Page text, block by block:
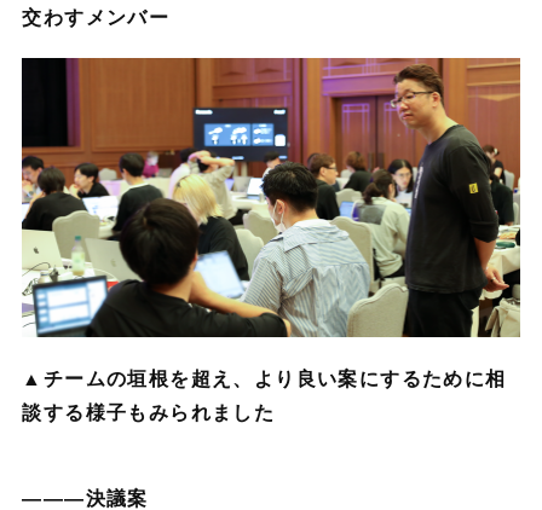
交わすメンバー
▲チームの垣根を超え、より良い案にするために相
談する様子もみられました
―――決議案